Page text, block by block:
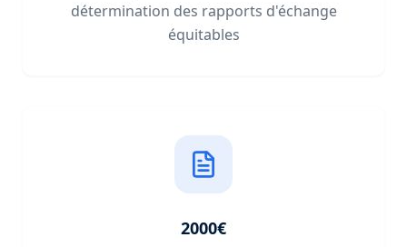
détermination des rapports d'échange
équitables
2000€